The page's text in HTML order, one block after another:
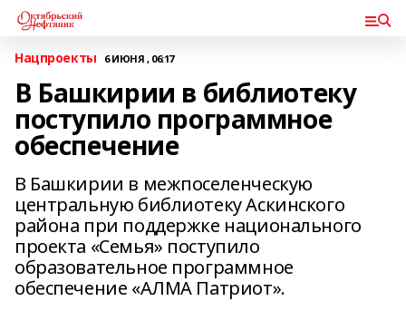
Нацпроекты 6 ИЮНЯ , 06:17
В Башкирии в библиотеку
поступило программное
обеспечение
В Башкирии в межпоселенческую
центральную библиотеку Аскинского
района при поддержке национального
проекта «Семья» поступило
образовательное программное
обеспечение «АЛМА Патриот».